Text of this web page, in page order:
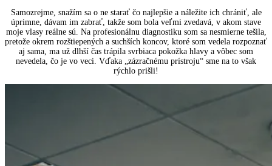
Samozrejme, snažím sa o ne starať čo najlepšie a náležite ich chrániť, ale
úprimne, dávam im zabrať, takže som bola veľmi zvedavá, v akom stave
moje vlasy reálne sú. Na profesionálnu diagnostiku som sa nesmierne tešila,
pretože okrem rozštiepených a suchších koncov, ktoré som vedela rozpoznať
aj sama, ma už dlhší čas trápila svrbiaca pokožka hlavy a vôbec som
nevedela, čo je vo veci. Vďaka „zázračnému prístroju“ sme na to však
rýchlo prišli!